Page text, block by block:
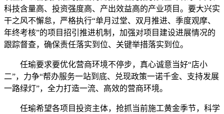
科技含量高、投资强度高、产出效益高的产业项目。要大兴实
干之风不懈怠，严格执行“单月过堂、双月推进、季度观摩、
年终考核”的项目招引推进机制，加强对项目建设进展情况的
跟踪督查，确保责任落实到位、关键举措落实到位。
任瑜要求要优化营商环境不停步，真心诚意当好“店小
二”，力争“帮办服务一站到底、兑现政策一诺千金、支持发展
一路绿灯”，全力打造一流、高效的营商环境。
任瑜希望各项目投资主体，抢抓当前施工黄金季节，科学